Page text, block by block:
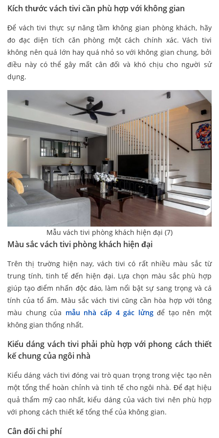
Kích thước vách tivi cần phù hợp với không gian
Để vách tivi thực sự nâng tầm không gian phòng khách, hãy
đo đạc diện tích căn phòng một cách chính xác. Vách tivi
không nên quá lớn hay quá nhỏ so với không gian chung, bởi
điều này có thể gây mất cân đối và khó chịu cho người sử
dụng.
Mẫu vách tivi phòng khách hiện đại (7)
Màu sắc vách tivi phòng khách hiện đại
Trên thị trường hiện nay, vách tivi có rất nhiều màu sắc từ
trung tính, tinh tế đến hiện đại. Lựa chọn màu sắc phù hợp
giúp tạo điểm nhấn độc đáo, làm nổi bật sự sang trọng và cá
tính của tổ ấm. Màu sắc vách tivi cũng cần hòa hợp với tông
màu chung của mẫu nhà cấp 4 gác lửngđể tạo nên một
không gian thống nhất.
Kiểu dáng vách tivi phải phù hợp với phong cách thiết
kế chung của ngôi nhà
Kiểu dáng vách tivi đóng vai trò quan trọng trong việc tạo nên
một tổng thể hoàn chỉnh và tinh tế cho ngôi nhà. Để đạt hiệu
quả thẩm mỹ cao nhất, kiểu dáng của vách tivi nên phù hợp
với phong cách thiết kế tổng thể của không gian.
Cân đối chi phí